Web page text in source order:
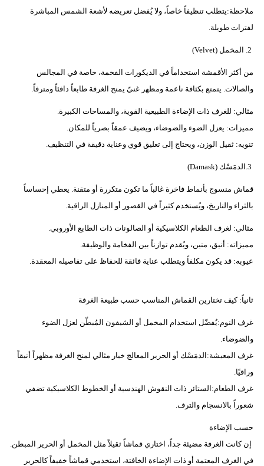
ملاحظة:يتطلب تنظيفاً خاصاً، ولا يُفضل تعريضه لأشعة الشمس المباشرة
لفترات طويلة.
من أكثر الأقمشة استخداماً في الديكورات الفخمة، خاصة في المجالس
والصالات. يتمتع بكثافة ناعمة ومظهر غنيّ يمنح الغرفة طابعاً دافئاً ومترفاً.
مثالي: للغرف ذات الإضاءة الطبيعية القوية، والمساحات الكبيرة.
مميزات: يعزل الضوء والضوضاء، ويضيف عمقاً بصرياً للمكان.
تنويه: ثقيل الوزن، ويحتاج إلى تعليق قوي وعناية دقيقة في التنظيف.
قماش منسوج بأنماط فاخرة غالباً ما تكون متكررة أو متقنة. يعطي إحساساً
بالثراء والتاريخ، ويُستخدم كثيراً في القصور أو المنازل الراقية.
مثالي: لغرف الطعام الكلاسيكية أو الصالونات ذات الطابع الأوروبي.
مميزاته: أنيق، متين، ويُقدم توازناً بين الفخامة والوظيفة.
عيوبه: قد يكون مكلفاً ويتطلب عناية فائقة للحفاظ على تفاصيله المعقدة.
ثانياً: كيف تختارين القماش المناسب حسب طبيعة الغرفة
غرف النوم:يُفضّل استخدام المخمل أو الشيفون المُبطّن لعزل الضوء
والضوضاء.
غرف المعيشة:الدمَسْك أو الحرير المعالج خيار مثالي لمنح الغرفة مظهراً أنيقاً
وراقيًا.
غرف الطعام:الستائر ذات النقوش الهندسية أو الخطوط الكلاسيكية تضفي
شعوراً بالانسجام والترف.
حسب الإضاءة
إن كانت الغرفة مضيئة جداً، اختاري قماشاً ثقيلاً مثل المخمل أو الحرير المبطن.
في الغرف المعتمة أو ذات الإضاءة الخافتة، استخدمي قماشاً خفيفاً كالحرير